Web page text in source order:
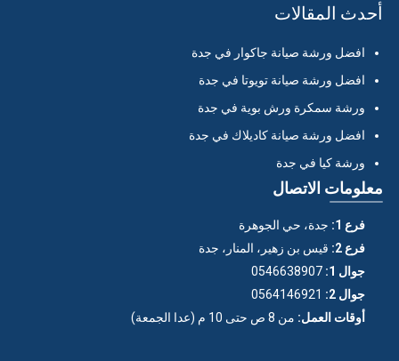
أحدث المقالات
افضل ورشة صيانة جاكوار في جدة
افضل ورشة صيانة تويوتا في جدة
ورشة سمكرة ورش بوية في جدة
افضل ورشة صيانة كاديلاك في جدة
ورشة كيا في جدة
معلومات الاتصال
فرع 1:
جدة، حي الجوهرة
فرع 2:
قيس بن زهير، المنار، جدة
جوال 1:
0546638907
جوال 2:
0564146921
أوقات العمل: من 8 ص حتى 10 م (عدا الجمعة)